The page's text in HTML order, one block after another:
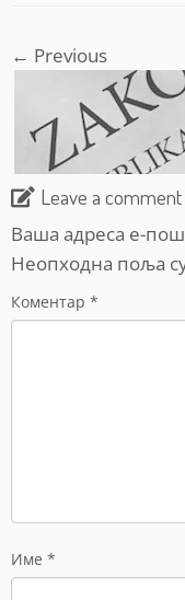
← Previous
Leave a comment
Ваша адреса е-
Неопходна поља
Коментар *
Име *